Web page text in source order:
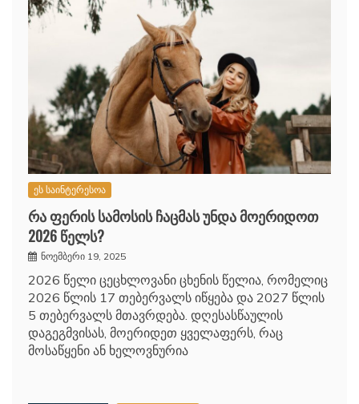
ეს საინტერესოა
რა ფერის სამოსის ჩაცმას უნდა მოერიდოთ
2026 წელს?
ნოემბერი 19, 2025
2026 წელი ცეცხლოვანი ცხენის წელია, რომელიც
2026 წლის 17 თებერვალს იწყება და 2027 წლის
5 თებერვალს მთავრდება. დღესასწაულის
დაგეგმვისას, მოერიდეთ ყველაფერს, რაც
მოსაწყენი ან ხელოვნურია